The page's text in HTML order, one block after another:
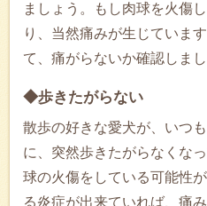
ましょう。もし肉球を火傷
り、当然痛みが生じていま
て、痛がらないか確認しまし
◆歩きたがらない
散歩の好きな愛犬が、いつ
に、突然歩きたがらなくな
球の火傷をしている可能性
る炎症が出来ていれば、痛